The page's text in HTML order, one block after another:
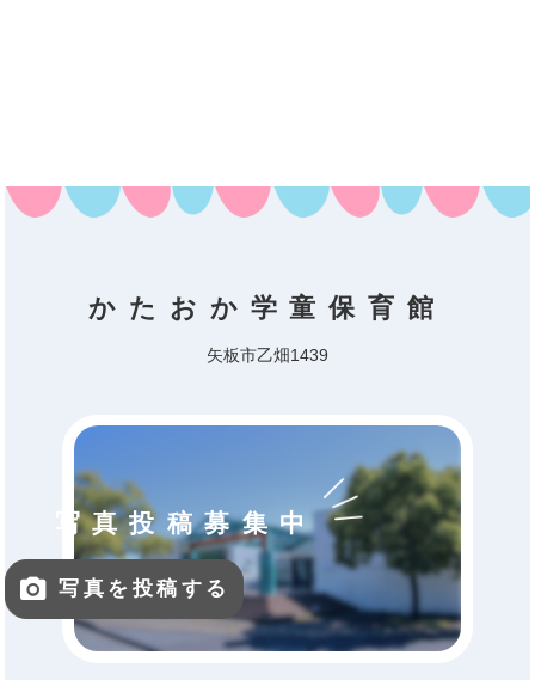
かたおか学童保育館
矢板市乙畑1439
写真投稿募集中
写真を投稿する